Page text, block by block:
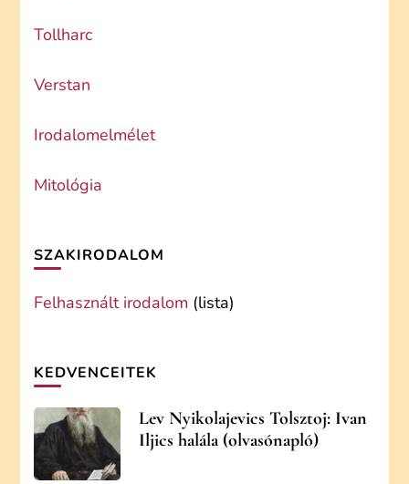
Tollharc
Verstan
Irodalomelmélet
Mitológia
SZAKIRODALOM
Felhasznált irodalom (lista)
KEDVENCEITEK
Lev Nyikolajevics Tolsztoj: Ivan
Iljics halála (olvasónapló)